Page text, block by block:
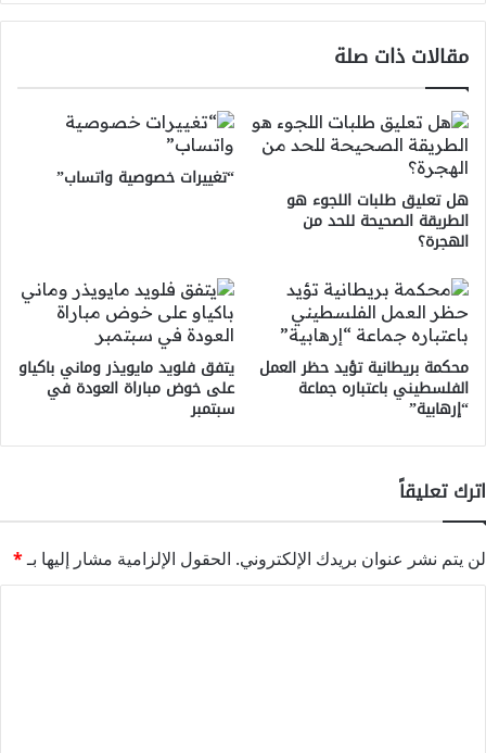
مقالات ذات صلة
هل تعليق طلبات اللجوء هو
الطريقة الصحيحة للحد من
الهجرة؟
“تغييرات خصوصية واتساب”
محكمة بريطانية تؤيد حظر العمل
الفلسطيني باعتباره جماعة
“إرهابية”
يتفق فلويد مايويذر وماني باكياو
على خوض مباراة العودة في
سبتمبر
اترك تعليقاً
لن يتم نشر عنوان بريدك الإلكتروني. الحقول الإلزامية مشار إليها بـ*